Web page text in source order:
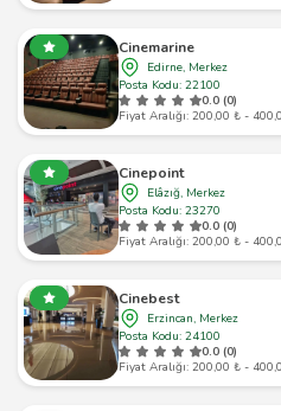
Cinemarine
Edirne, Merkez
Posta Kodu: 22100
0.0 (0)
Fiyat Aralığı: 200,00 ₺ -
Cinepoint
Elâzığ, Merkez
Posta Kodu: 23270
0.0 (0)
Fiyat Aralığı: 200,00 ₺ -
Cinebest
Erzincan, Merkez
Posta Kodu: 24100
0.0 (0)
Fiyat Aralığı: 200,00 ₺ -